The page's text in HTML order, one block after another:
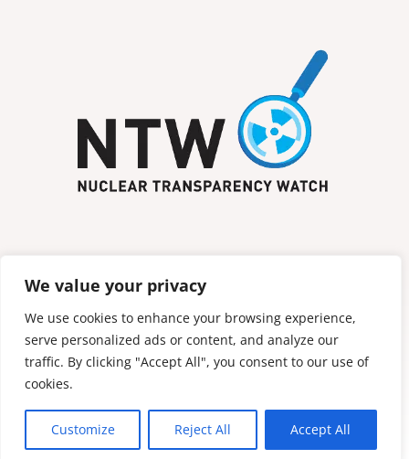
We value your privacy
We use cookies to enhance your browsing experience,
serve personalized ads or content, and analyze our
traffic. By clicking "Accept All", you consent to our use of
cookies.
Customize Reject All Accept All

Copyright (c) 2021 Környezeti Management és Jog
Egyesület